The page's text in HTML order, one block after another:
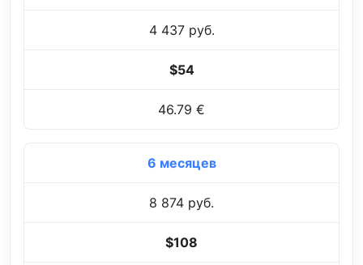
4 437 руб.
$54
46.79 €
6 месяцев
8 874 руб.
$108